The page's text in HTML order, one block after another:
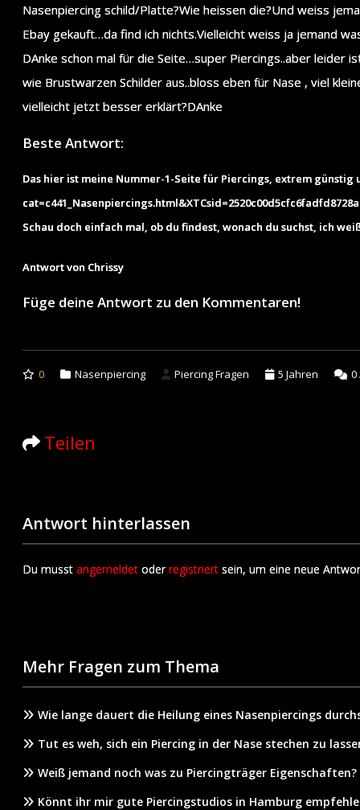
Nasenpiercing schild/Platte?Wie heissen die?Und weiss
Ebay gekauft…da find ich nichts.Vielleicht weiss ja jemand
DAnke schon mal für die Seite…super Piercings..aber leider
wie Brustwarzen Schilder aus..bloss eben für Nase , viel
vielleicht jetzt besser erklärt?DAnke
Beste Antwort:
Das hier ist meine Nummer-1-Seite für Piercings, extrem
Schau doch einfach mal, ob du findest, wonach du suchst, ich
Antwort von Chrissy
Füge deine Antwort zu den Kommentaren!
0 Nasenpiercing Piercing Fragen 5 Jahren 0
Teilen
Antwort hinterlassen
Du musst angemeldet oderregistriert sein, um eine neue
Mehr Fragen zum Thema
Wie lange dauert die Heilung eines Nasenpiercings
Tut es weh, sich ein Piercing in der Nase stechen zu
Weiß jemand noch was zu Piercingträger Eigenschaften?
Könnt ihr mir gute Piercingstudios in Hamburg